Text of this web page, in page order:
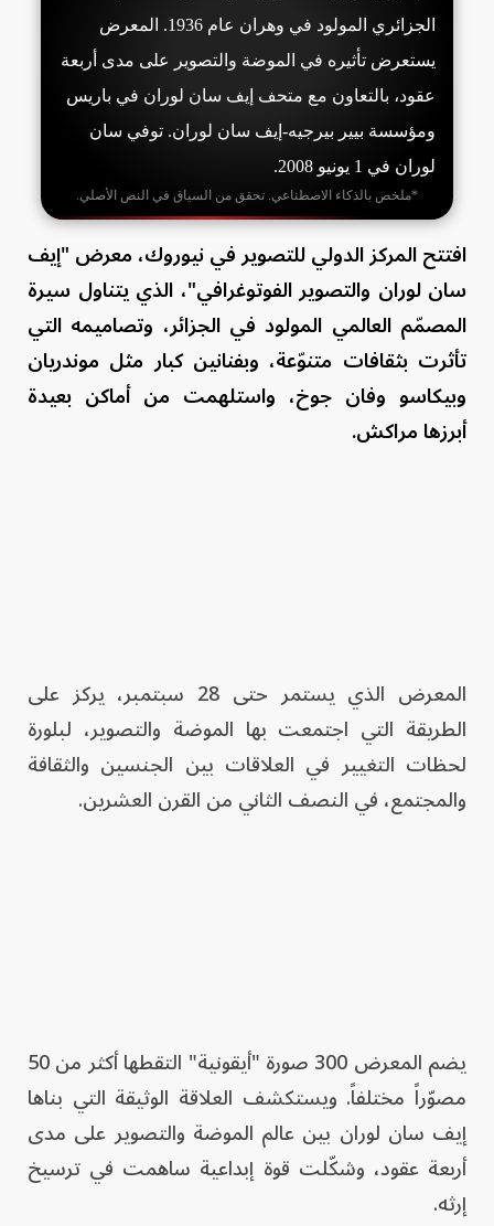
الجزائري المولود في وهران عام 1936. المعرض
يستعرض تأثيره في الموضة والتصوير على مدى أربعة
عقود، بالتعاون مع متحف إيف سان لوران في باريس
ومؤسسة بيير بيرجيه-إيف سان لوران. توفي سان
لوران في 1 يونيو 2008.
*ملخص بالذكاء الاصطناعي. تحقق من السياق في النص الأصلي.
افتتح المركز الدولي للتصوير في نيوروك، معرض "إيف
سان لوران والتصوير الفوتوغرافي"، الذي يتناول سيرة
المصمّم العالمي المولود في الجزائر، وتصاميمه التي
تأثرت بثقافات متنوّعة، وبفنانين كبار مثل موندريان
وبيكاسو وفان جوخ، واستلهمت من أماكن بعيدة
أبرزها مراكش.
المعرض الذي يستمر حتى 28 سبتمبر، يركز على
الطريقة التي اجتمعت بها الموضة والتصوير، لبلورة
لحظات التغيير في العلاقات بين الجنسين والثقافة
والمجتمع، في النصف الثاني من القرن العشرين.
يضم المعرض 300 صورة "أيقونية" التقطها أكثر من 50
مصوّراً مختلفاً. ويستكشف العلاقة الوثيقة التي بناها
إيف سان لوران بين عالم الموضة والتصوير على مدى
أربعة عقود، وشكّلت قوة إبداعية ساهمت في ترسيخ
إرثه.